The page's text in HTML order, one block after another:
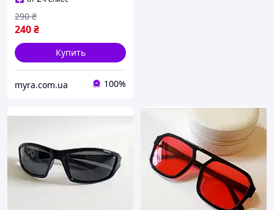
240₴
290 ₴
Купить
myra.com.ua 100%